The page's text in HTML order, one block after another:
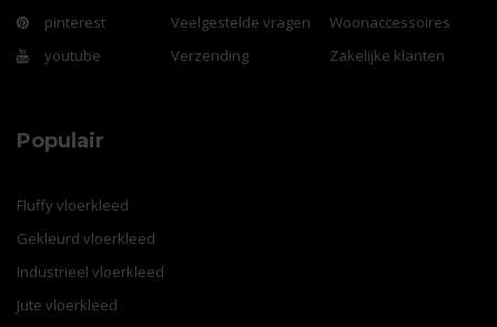
pinterest
youtube
Veelgestelde vragen
Verzending
Woonaccessoires
Zakelijke klanten
Populair
Fluffy vloerkleed
Gekleurd vloerkleed
Industrieel vloerkleed
Jute vloerkleed